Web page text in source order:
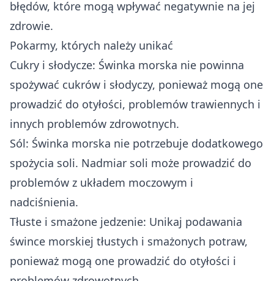
błędów, które mogą wpływać negatywnie na jej
zdrowie.
Pokarmy, których należy unikać
Cukry i słodycze: Świnka morska nie powinna
spożywać cukrów i słodyczy, ponieważ mogą one
prowadzić do otyłości, problemów trawiennych i
innych problemów zdrowotnych.
Sól: Świnka morska nie potrzebuje dodatkowego
spożycia soli. Nadmiar soli może prowadzić do
problemów z układem moczowym i
nadciśnienia.
Tłuste i smażone jedzenie: Unikaj podawania
śwince morskiej tłustych i smażonych potraw,
ponieważ mogą one prowadzić do otyłości i